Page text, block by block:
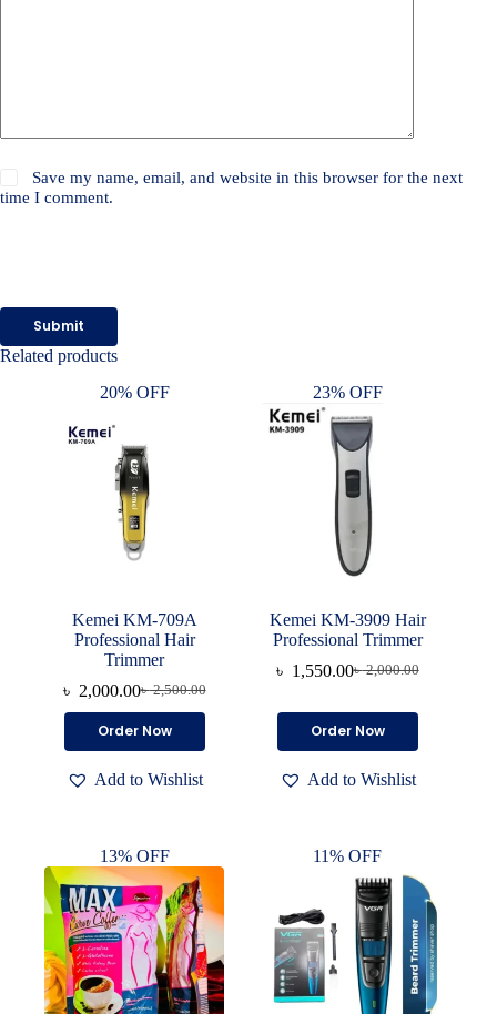
Save my name, email, and website in this browser for the next
time I comment.
Submit
Related products
20% OFF
Kemei KM-709A
Professional Hair
Trimmer
৳2,500.00
Original
price
was:
৳ 2,000.00Current
price
is:
Order Now
Add to Wishlist
23% OFF
Kemei KM-3909 Hair
Professional Trimmer
৳2,000.00
Original
was:
৳ 2,000.00.
৳ 1,550.00Current
is:
৳ 1,550.00.
Order Now
Add to Wishlist
13% OFF 11% OFF